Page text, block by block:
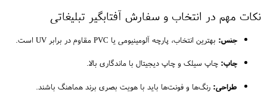
نکات مهم در انتخاب و سفارش آفتابگیر تبلیغاتی
جنس: بهترین انتخاب، پارچه آلومینیومی یا PVC مقاوم در برابر UV است.
چاپ: چاپ سیلک و چاپ دیجیتال با ماندگاری بالا.
طراحی: رنگ‌ها و فونت‌ها باید با هویت بصری برند هماهنگ باشند.